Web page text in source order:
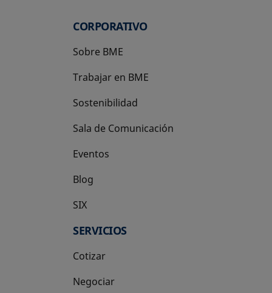
CORPORATIVO
Sobre BME
Trabajar en BME
Sostenibilidad
Sala de Comunicación
Eventos
Blog
SIX
se abre en una pestaña nueva
SERVICIOS
Cotizar
Negociar